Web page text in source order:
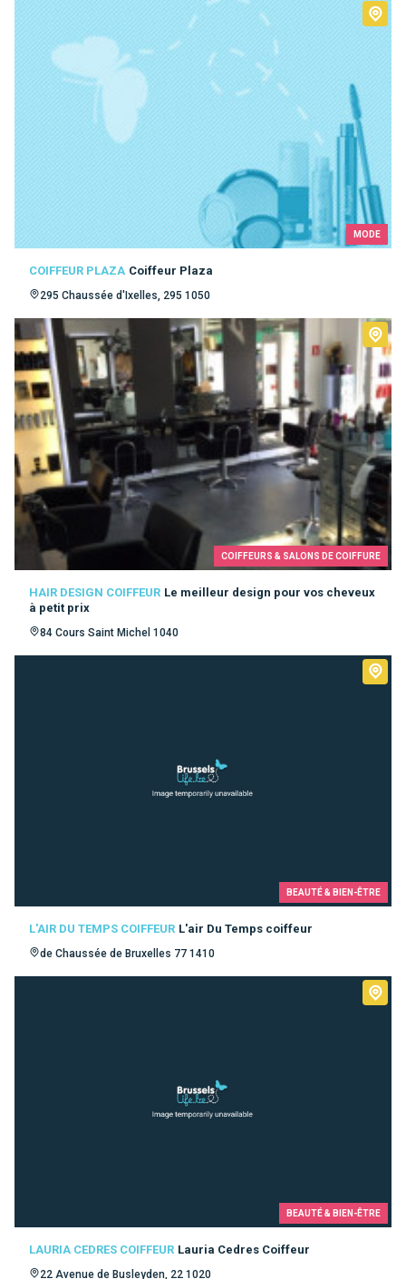
MODE
COIFFEUR PLAZA Coiffeur Plaza
295 Chaussée d'Ixelles, 295 1050
COIFFEURS & SALONS DE COIFFURE
HAIR DESIGN COIFFEUR Le meilleur design pour vos cheveux
à petit prix
84 Cours Saint Michel 1040
BEAUTÉ & BIEN-ÊTRE
L'AIR DU TEMPS COIFFEUR L'air Du Temps coiffeur
de Chaussée de Bruxelles 77 1410
BEAUTÉ & BIEN-ÊTRE
LAURIA CEDRES COIFFEUR Lauria Cedres Coiffeur
22 Avenue de Busleyden, 22 1020